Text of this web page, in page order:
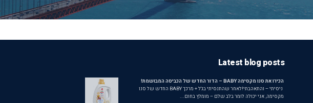
Latest blog posts
הכירו את סנו מקסימה BABY – הדור החדש של הכביסה המבושמת!
ניסיתי – והתאהבתי!לאחר שהתנסיתי בג'ל + מרכך BABY החדש של סנו
מקסימה, אני יכולה לומר בלב שלם – מומלץ בחום...